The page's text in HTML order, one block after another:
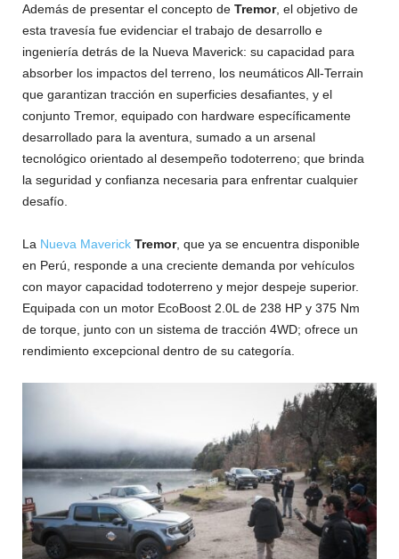
Además de presentar el concepto de Tremor, el objetivo de
esta travesía fue evidenciar el trabajo de desarrollo e
ingeniería detrás de la Nueva Maverick: su capacidad para
absorber los impactos del terreno, los neumáticos All-Terrain
que garantizan tracción en superficies desafiantes, y el
conjunto Tremor, equipado con hardware específicamente
desarrollado para la aventura, sumado a un arsenal
tecnológico orientado al desempeño todoterreno; que brinda
la seguridad y confianza necesaria para enfrentar cualquier
desafío.
La Nueva Maverick Tremor, que ya se encuentra disponible
en Perú, responde a una creciente demanda por vehículos
con mayor capacidad todoterreno y mejor despeje superior.
Equipada con un motor EcoBoost 2.0L de 238 HP y 375 Nm
de torque, junto con un sistema de tracción 4WD; ofrece un
rendimiento excepcional dentro de su categoría.